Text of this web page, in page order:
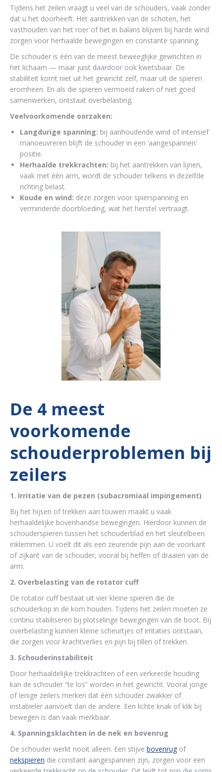
Tijdens het zeilen vraagt u veel van de schouders, vaak zonder
dat u het doorheeft. Het aantrekken van de schoten, het
vasthouden van het roer of het in balans blijven bij harde wind
zorgen voor herhaalde bewegingen en constante spanning.
De schouder is één van de meest beweeglijke gewrichten in
het lichaam — maar juist daardoor ook kwetsbaar. De
stabiliteit komt niet uit het gewricht zelf, maar uit de spieren
eromheen. En als die spieren vermoeid raken of niet goed
samenwerken, ontstaat overbelasting.
Veelvoorkomende oorzaken:
Langdurige spanning: bij aanhoudende wind of intensief
manoeuvreren blijft de schouder in een ‘aangespannen’
positie.
Herhaalde trekkrachten: bij het aantrekken van lijnen,
vaak met één arm, wordt de schouder telkens in dezelfde
richting belast.
Koude en wind: deze zorgen voor spierspanning en
verminderde doorbloeding, wat het herstel vertraagt.
De 4 meest
voorkomende
schouderproblemen bij
zeilers
1. Irritatie van de pezen (subacromiaal impingement)
Bij het hijsen of trekken aan touwen maakt u vaak
herhaaldelijke bovenhandse bewegingen. Hierdoor kunnen de
schouderspieren tussen het schouderblad en het sleutelbeen
inklemmen. U voelt dit als een zeurende pijn aan de voorkant
of zijkant van de schouder, vooral bij heffen of draaien van de
arm.
2. Overbelasting van de rotator cuff
De rotator cuff bestaat uit vier kleine spieren die de
schouderkop in de kom houden. Tijdens het zeilen moeten ze
continu stabiliseren bij plotselinge bewegingen van de boot. Bij
overbelasting kunnen kleine scheurtjes of irritaties ontstaan,
die zorgen voor krachtverlies en pijn bij tillen of trekken.
3. Schouderinstabiliteit
Door herhaaldelijke trekkrachten of een verkeerde houding
kan de schouder “te los” worden in het gewricht. Vooral jonge
of lenige zeilers merken dat één schouder zwakker of
instabieler aanvoelt dan de andere. Een lichte knak of klik bij
bewegen is dan vaak merkbaar.
4. Spanningsklachten in de nek en bovenrug
De schouder werkt nooit alleen. Een stijve bovenrug of
nekspieren die constant aangespannen zijn, zorgen voor een